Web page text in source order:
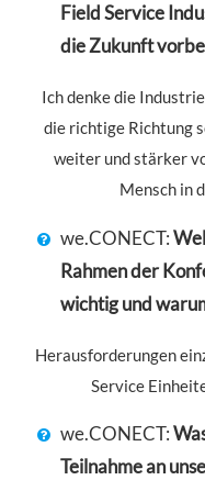
Field Service
die Zukunft
Ich denke die
die richtige Richtung
weiter und stärker
Mensch in
we.CONECT:
Rahmen der
wichtig und
Herausforderungen
Service
we.CONECT:
Teilnahme an